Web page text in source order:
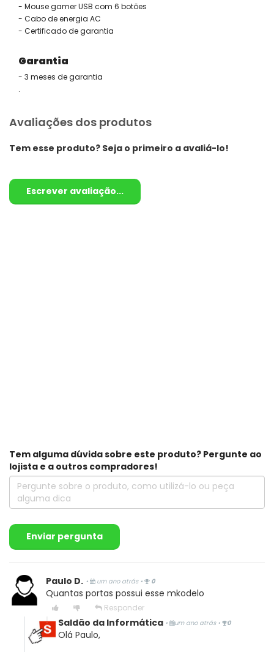
- Mouse gamer USB com 6 botões
- Cabo de energia AC
- Certificado de garantia
Garantia
- 3 meses de garantia
.
Avaliações dos produtos
Tem esse produto? Seja o primeiro a avaliá-lo!
Escrever avaliação...
Tem alguma dúvida sobre este produto? Pergunte ao
lojista e a outros compradores!
Enviar pergunta
Paulo D. • um ano atrás • 0
Quantas portas possui esse mkodelo
Responder
Saldão da Informática • um ano atrás • 0
Olá Paulo,